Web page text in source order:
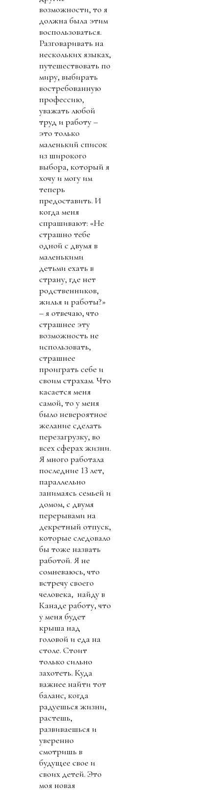
возможности, то я
должна была этим
воспользоваться.
Разговаривать на
нескольких языках,
путешествовать по
миру, выбирать
востребованную
профессию,
уважать любой
труд и работу –
это только
маленький список
из широкого
выбора, который я
хочу и могу им
теперь
предоставить. И
когда меня
спрашивают: «Не
страшно тебе
одной с двумя в
маленькими
детьми ехать в
страну, где нет
родственников,
жилья и работы?»
– я отвечаю, что
страшнее эту
возможность не
использовать,
страшнее
проиграть себе и
своим страхам. Что
касается меня
самой, то у меня
было невероятное
желание сделать
перезагрузку, во
всех сферах жизни.
Я много работала
последние 13 лет,
параллельно
занимаясь семьей и
домом, с двумя
перерывами на
декретный отпуск,
которые следовало
бы тоже назвать
работой. Я не
сомневаюсь, что
встречу своего
человека, найду в
Канаде работу, что
у меня будет
крыша над
головой и еда на
столе. Стоит
только сильно
захотеть. Куда
важнее найти тот
баланс, когда
радуешься жизни,
растешь,
развиваешься и
уверенно
смотришь в
будущее свое и
своих детей. Это
моя новая